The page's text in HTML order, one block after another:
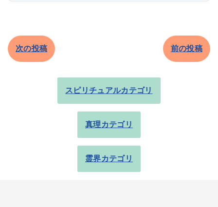
次の投稿 前の投稿
スピリチュアルカテゴリ
真理カテゴリ
霊界カテゴリ